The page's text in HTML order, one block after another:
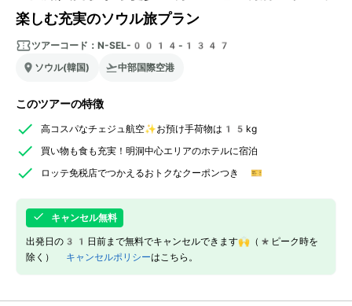
楽しむ充実のソウル旅プラン
ツアーコード： N-SEL-0014-1347
ソウル(韓国)
中部国際空港
このツアーの特徴
高コスパなチェジュ航空✨お預け手荷物は15kg
買い物も食も充実！明洞中心エリアのホテルに宿泊
ロッテ免税店でつかえるおトクなクーポンつき 🎫
キャンセル無料
出発日の31日前まで無料でキャンセルできます🙌（*ピーク時を
除く） キャンセルポリシーはこちら。